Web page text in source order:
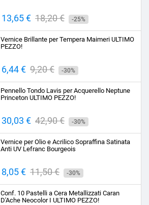
Prezzo
13,65 € Prezzo
base
18,20 € -25%
Vernice Brillante per Tempera Maimeri ULTIMO
PEZZO!
Prezzo
6,44 € Prezzo
base
9,20 € -30%
Pennello Tondo Lavis per Acquerello Neptune
Princeton ULTIMO PEZZO!
Prezzo
30,03 € Prezzo
base
42,90 € -30%
Vernice per Olio e Acrilico Sopraffina Satinata
Anti UV Lefranc Bourgeois
Prezzo
8,05 € Prezzo
base
11,50 € -30%
Conf. 10 Pastelli a Cera Metallizzati Caran
D'Ache Neocolor I ULTIMO PEZZO!